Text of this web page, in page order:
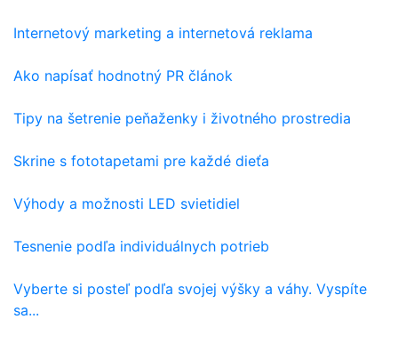
Internetový marketing a internetová reklama
Ako napísať hodnotný PR článok
Tipy na šetrenie peňaženky i životného prostredia
Skrine s fototapetami pre každé dieťa
Výhody a možnosti LED svietidiel
Tesnenie podľa individuálnych potrieb
Vyberte si posteľ podľa svojej výšky a váhy. Vyspíte
sa...